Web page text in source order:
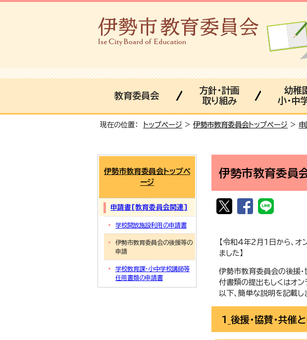
教育委員会
方針・計画
取り組み
幼稚
小・中
現在の位置： トップページ > 伊勢市教育委員会トップページ >
伊勢市教育委員
【令和4年2月1日から、
ました】
伊勢市教育委員会の後援・
付書類の提出もしくはオン
以下、簡単な説明を記載し
1_後援・協賛・共催
伊勢市教育委員会トップペ
ージ
申請書[教育委員会関連]
学校開放施設利用の申請書
伊勢市教育委員会の後援等の
申請
学校教育課・小中学校講師等
任用書類の申請書